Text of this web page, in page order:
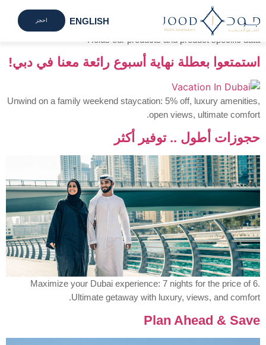
ENGLISH احجز الأرشيف:Our Best Offer
Holds our products and product specific data
استمتعوا بعطلة نهاية أسبوع رائعة معنا في دبي!
Unwind on a family weekend staycation: 5% off, luxury amenities,
open views, ultimate comfort.
حجوزات أطول .. توفير أكثر
Maximize your Dubai experience: 7 nights for the price of 6.
Ultimate getaway with luxury, views, and comfort.
Plan Ahead & Save